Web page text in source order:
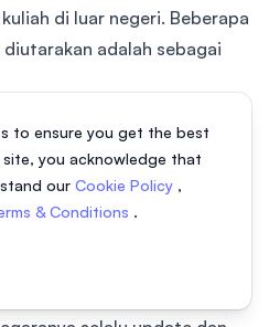
di luar negeri. Beberapa
adalah sebagai
di kawasan Asia yang dikenal
yang baik sehingga
khawatir dengan kualitas
memiliki aturan ketat dan
untuk memastikan
to ensure you get the best
you acknowledge that
our Cookie Policy ,
& Conditions .